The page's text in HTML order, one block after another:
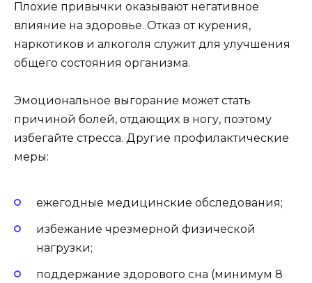
Плохие привычки оказывают негативное
влияние на здоровье. Отказ от курения,
наркотиков и алкоголя служит для улучшения
общего состояния организма.
Эмоциональное выгорание может стать
причиной болей, отдающих в ногу, поэтому
избегайте стресса. Другие профилактические
меры:
ежегодные медицинские обследования;
избежание чрезмерной физической
нагрузки;
поддержание здорового сна (минимум 8